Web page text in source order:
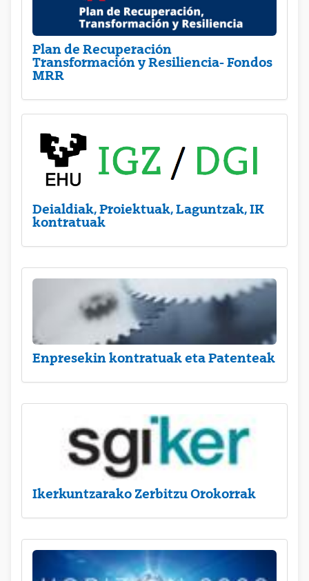
Plan de Recuperación
Transformación y Resiliencia- Fondos
MRR
Deialdiak, Proiektuak, Laguntzak, IK
kontratuak
Enpresekin kontratuak eta Patenteak
Ikerkuntzarako Zerbitzu Orokorrak